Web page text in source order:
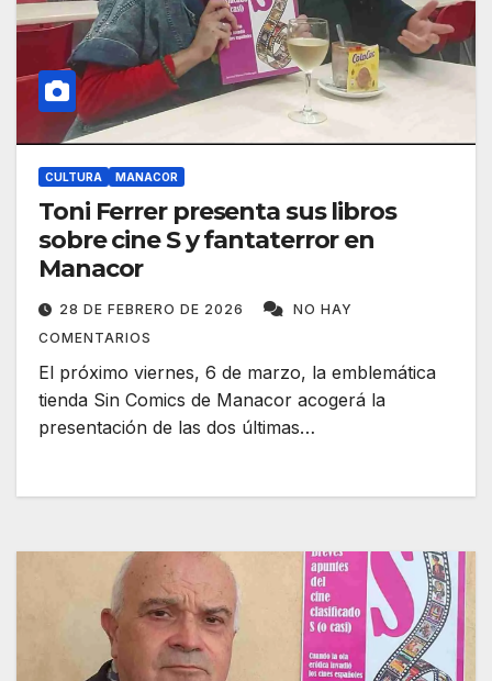
CULTURA MANACOR
Toni Ferrer presenta sus libros
sobre cine S y fantaterror en
Manacor
28 DE FEBRERO DE 2026
NO HAY
COMENTARIOS
El próximo viernes, 6 de marzo, la emblemática
tienda Sin Comics de Manacor acogerá la
presentación de las dos últimas…